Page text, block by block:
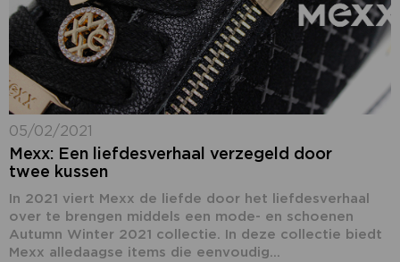
05/02/2021
Mexx: Een liefdesverhaal verzegeld door
twee kussen
In 2021 viert Mexx de liefde door het liefdesverhaal
over te brengen middels een mode- en schoenen
Autumn Winter 2021 collectie. In deze collectie biedt
Mexx alledaagse items die eenvoudig...